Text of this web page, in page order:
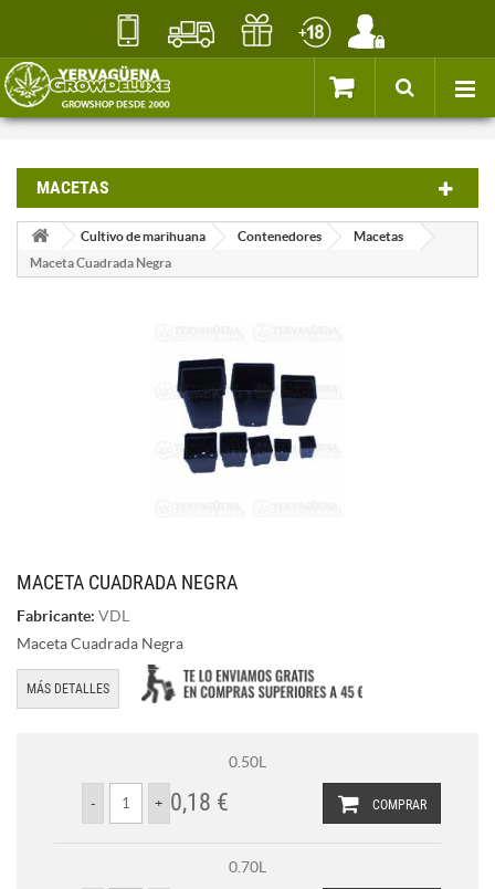
MACETAS
Cultivo de marihuana Contenedores
Macetas
Maceta Cuadrada Negra
MACETA CUADRADA NEGRA
Fabricante: VDL
Maceta Cuadrada Negra
MÁS DETALLES
0.50L
COMPRAR
0,18 €
0.70L